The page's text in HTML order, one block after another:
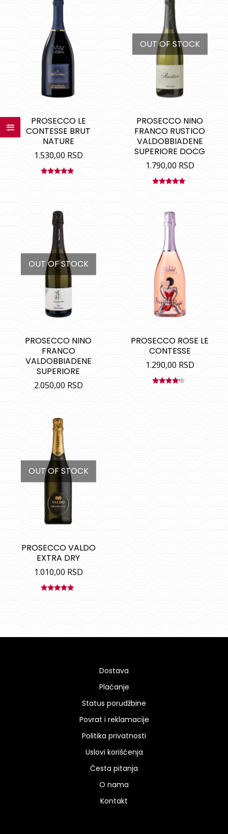
PROSECCO LE
CONTESSE BRUT
NATURE
1.530,00 RSD
OUT OF STOCK
PROSECCO NINO
FRANCO RUSTICO
VALDOBBIADENE
SUPERIORE DOCG
1.790,00 RSD
OUT OF STOCK
PROSECCO NINO
FRANCO
VALDOBBIADENE
SUPERIORE
2.050,00 RSD
PROSECCO ROSE LE
CONTESSE
1.290,00 RSD
OUT OF STOCK
PROSECCO VALDO
EXTRA DRY
1.010,00 RSD
Dostava
Plaćanje
Status porudžbine
Povrat i reklamacije
Politika privatnosti
Uslovi korišćenja
Česta pitanja
O nama
Kontakt